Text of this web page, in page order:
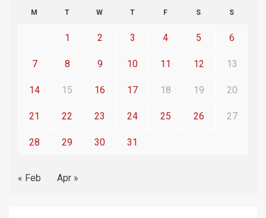
M T W T F S S
1 2 3 4 5 6
7 8 9 10 11 12 13
14 15 16 17 18 19 20
21 22 23 24 25 26 27
28 29 30 31
« Feb Apr »